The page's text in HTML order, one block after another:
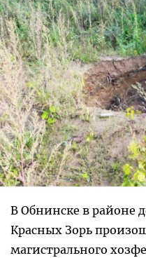
В Обнинске в районе
Красных Зорь
магистрального